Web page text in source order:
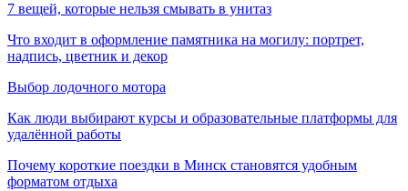
7 вещей, которые нельзя смывать в унитаз
Что входит в оформление памятника на могилу: портрет,
надпись, цветник и декор
Выбор лодочного мотора
Как люди выбирают курсы и образовательные платформы для
удалённой работы
Почему короткие поездки в Минск становятся удобным
форматом отдыха